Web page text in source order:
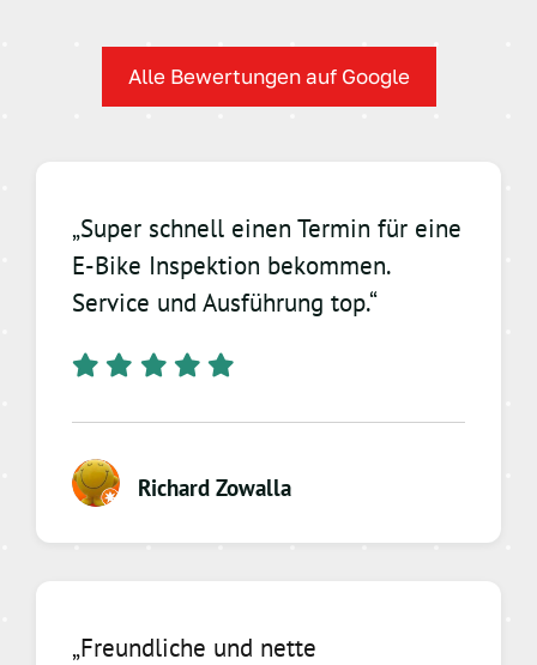
Alle Bewertungen auf Google
„Super schnell einen Termin für eine
E-Bike Inspektion bekommen.
Service und Ausführung top.“
Richard Zowalla
„Freundliche und nette